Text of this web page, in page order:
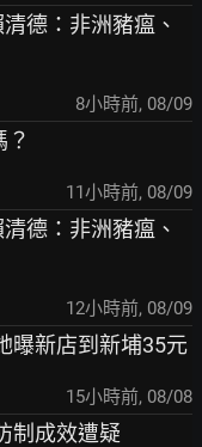
德：非洲豬瘟、
8小時前, 08/09
11小時前, 08/09
德：非洲豬瘟、
12小時前, 08/09
曝新店到新埔35元
15小時前, 08/08
制成效遭疑